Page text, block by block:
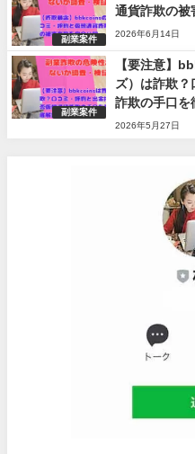
副業案件
通貨詐欺の被
2026年6月14日
副業案件
【要注意】
ズ）は詐欺
詐欺の手口を
2026年5月27日